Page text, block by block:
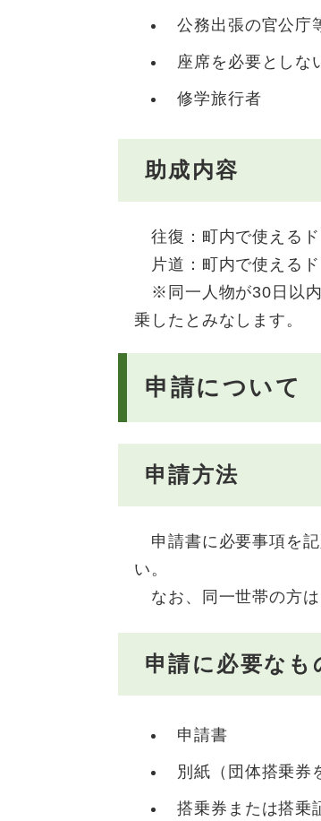
公務出張の官公庁
座席を必要としな
修学旅行者
助成内容
往復：町内で使える
片道：町内で使える
※同一人物が30日以内
乗したとみなします。
申請について
申請方法
申請書に必要事項を記
い。
なお、同一世帯の方は
申請に必要なも
申請書
別紙（団体搭乗券
搭乗券または搭乗